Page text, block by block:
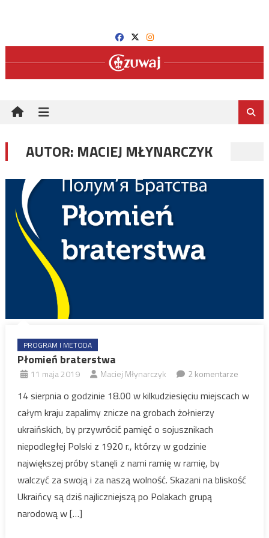
AUTOR: MACIEJ MŁYNARCZYK
PROGRAM I METODA
Płomień braterstwa
11 maja 2019 Maciej Młynarczyk 2 komentarze
14 sierpnia o godzinie 18.00 w kilkudziesięciu miejscach w
całym kraju zapalimy znicze na grobach żołnierzy
ukraińskich, by przywrócić pamięć o sojusznikach
niepodległej Polski z 1920 r., którzy w godzinie
największej próby stanęli z nami ramię w ramię, by
walczyć za swoją i za naszą wolność. Skazani na bliskość
Ukraińcy są dziś najliczniejszą po Polakach grupą
narodową w […]